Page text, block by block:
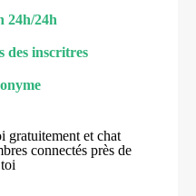
24h/24h
des inscritres
gratuitement et chat
connectés près de